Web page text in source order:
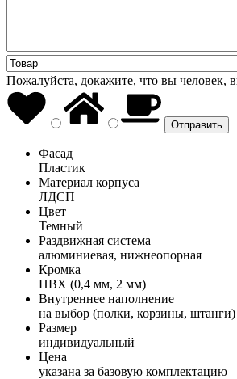
Пожалуйста, докажите, что вы человек,
Фасад
Пластик
Материал корпуса
ЛДСП
Цвет
Темный
Раздвижная система
алюминиевая, нижнеопорная
Кромка
ПВХ (0,4 мм, 2 мм)
Внутреннее наполнение
на выбор (полки, корзины, штанги)
Размер
индивидуальный
Цена
указана за базовую комплектацию